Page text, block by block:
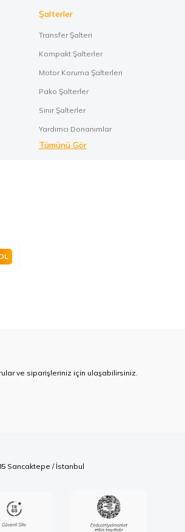
Şalterler
Transfer Şalteri
Kompakt Şalterler
Motor Koruma Şalterleri
Pako Şalterler
Sınır Şalterler
Yardımcı Donanımlar
Tümünü Gör
ve siparişleriniz için ulaşabilirsiniz.
Sancaktepe / İstanbul